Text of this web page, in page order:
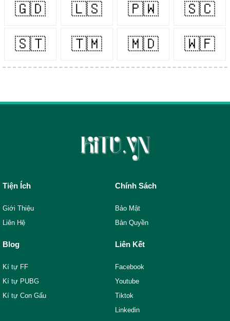
🇬🇩 🇱🇸 🇵🇼 🇸🇨
🇸🇹 🇹🇲 🇲🇩 🇼🇫
Tiện Ích
Giới Thiệu
Liên Hệ
Chính Sách
Bảo Mật
Bản Quyền
Blog
Kí tự FF
Kí tự PUBG
Kí tự Con Gấu
Liên Kết
Facebook
Youtube
Tiktok
Linkedin